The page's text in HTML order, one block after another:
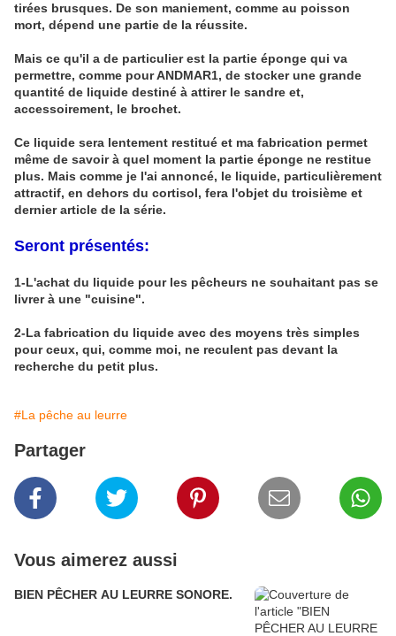
tirées brusques. De son maniement, comme au poisson
mort, dépend une partie de la réussite.
Mais ce qu'il a de particulier est la partie éponge qui va
permettre, comme pour ANDMAR1, de stocker une grande
quantité de liquide destiné à attirer le sandre et,
accessoirement, le brochet.
Ce liquide sera lentement restitué et ma fabrication permet
même de savoir à quel moment la partie éponge ne restitue
plus. Mais comme je l'ai annoncé, le liquide, particulièrement
attractif, en dehors du cortisol, fera l'objet du troisième et
dernier article de la série.
Seront présentés:
1-L'achat du liquide pour les pêcheurs ne souhaitant pas se
livrer à une "cuisine".
2-La fabrication du liquide avec des moyens très simples
pour ceux, qui, comme moi, ne reculent pas devant la
recherche du petit plus.
#La pêche au leurre
Partager
Vous aimerez aussi
BIEN PÊCHER AU LEURRE SONORE.